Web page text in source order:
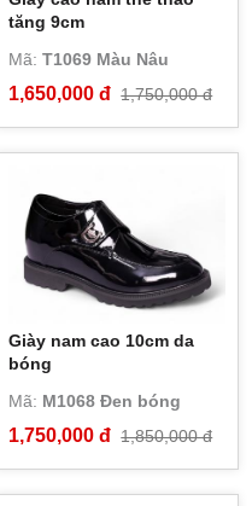
tăng 9cm
Mã:T1069 Màu Nâu
1,650,000 đ 1,750,000 đ
Giày nam cao 10cm da
bóng
Mã: M1068 Đen bóng
1,750,000 đ 1,850,000 đ